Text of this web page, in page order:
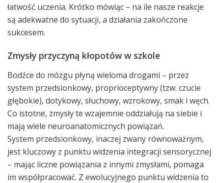
łatwość uczenia. Krótko mówiąc – na ile nasze reakcje
są adekwatne do sytuacji, a działania zakończone
sukcesem.
Zmysły przyczyną kłopotów w szkole
Bodźce do mózgu płyną wieloma drogami – przez
system przedsionkowy, proprioceptywny (tzw. czucie
głębokie), dotykowy, słuchowy, wzrokowy, smak i węch.
Co istotne, zmysły te wzajemnie oddziałują na siebie i
mają wiele neuroanatomicznych powiązań.
System przedsionkowy, inaczej zwany równoważnym,
jest kluczowy z punktu widzenia integracji sensorycznej
– mając liczne powiązania z innymi zmysłami, pomaga
im współpracować. Z ewolucyjnego punktu widzenia to